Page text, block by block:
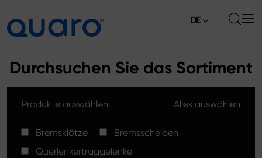
Bremsklötze
Bremsscheiben High Carbon
Spurstangenköpfe
Aktuelles
Verkaufsstellen
DE
Durchsuchen Sie das Sortiment
Produkte auswählen Alles auswählen
Bremsklötze
Bremsscheiben
Querlenkertraggelenke